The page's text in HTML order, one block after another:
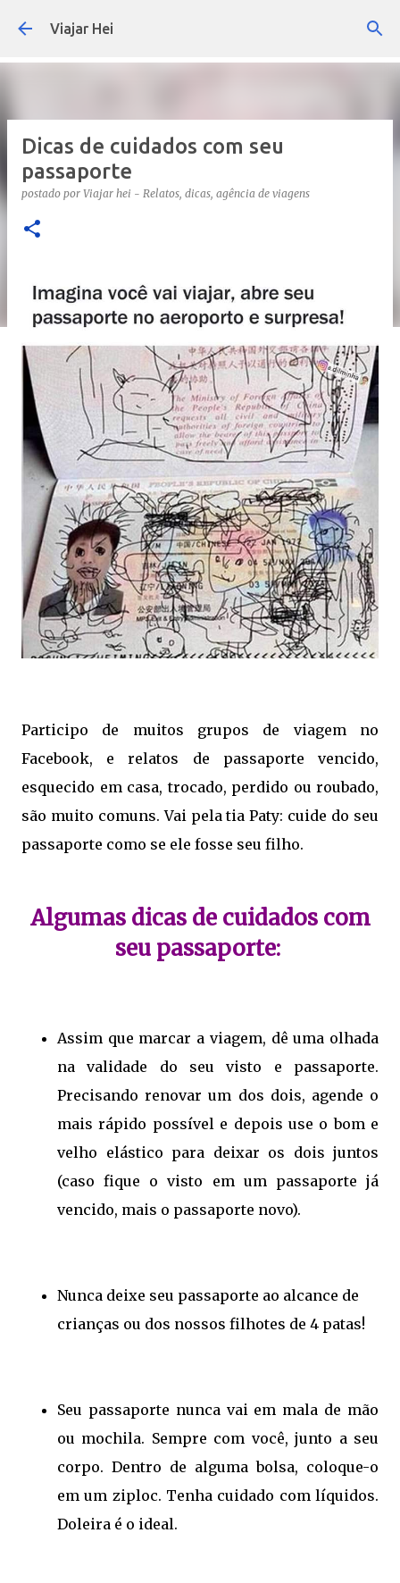
Pular para o conteúdo principal
Viajar Hei
Dicas de cuidados com seu
passaporte
postado por Viajar hei - Relatos, dicas, agência de viagens
Participo de muitos grupos de viagem no
Facebook, e relatos de passaporte vencido,
esquecido em casa, trocado, perdido ou roubado,
são muito comuns. Vai pela tia Paty: cuide do seu
passaporte como se ele fosse seu filho.
Algumas dicas de cuidados com
seu passaporte:
Assim que marcar a viagem, dê uma olhada
na validade do seu visto e passaporte.
Precisando renovar um dos dois, agende o
mais rápido possível e depois use o bom e
velho elástico para deixar os dois juntos
(caso fique o visto em um passaporte já
vencido, mais o passaporte novo).
Nunca deixe seu passaporte ao alcance de
crianças ou dos nossos filhotes de 4 patas!
Seu passaporte nunca vai em mala de mão
ou mochila. Sempre com você, junto a seu
corpo. Dentro de alguma bolsa, coloque-o
em um ziploc. Tenha cuidado com líquidos.
Doleira é o ideal.